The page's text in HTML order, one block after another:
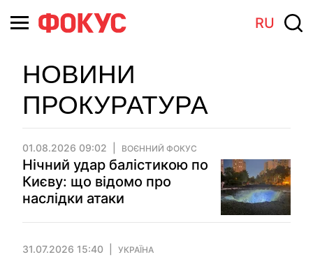
RU
НОВИНИ
ПРОКУРАТУРА
01.08.2026 09:02 ВОЄННИЙ ФОКУС
Нічний удар балістикою по
Києву: що відомо про
наслідки атаки
31.07.2026 15:40 УКРАЇНА